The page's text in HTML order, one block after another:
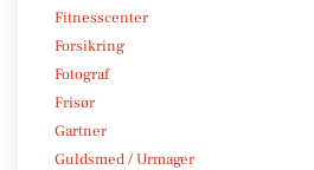
Fitnesscenter
Forsikring
Fotograf
Frisør
Gartner
Guldsmed / Urmager